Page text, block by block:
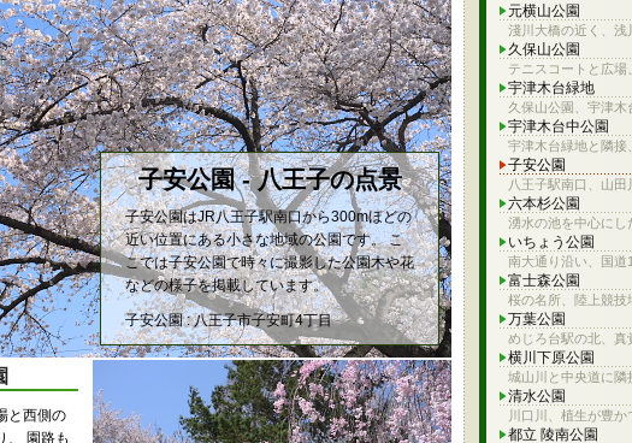
子安公園 - 八王子の点景
子安公園はJR八王子駅南口から300mほどの
近い位置にある小さな地域の公園です。 こ
こでは子安公園で時々に撮影した公園木や花
などの様子を掲載しています。
子安公園 : 八王子市子安町4丁目
と西側の
、 園路も
元横山公園
淺川大橋の近く、浅
久保山公園
テニスコートと広
宇津木台緑地
久保山公園、宇津
宇津木台中公園
宇津木台緑地と隣接
子安公園
八王子駅南口、山
六本杉公園
湧水の池を中心にし
いちょう公園
南大通り沿い、国道
富士森公園
桜の名所、陸上競技
万葉公園
めじろ台駅の北、真
横川下原公園
城山川と中央道に隣
清水公園
川口川、植生が豊
都立 陵南公園